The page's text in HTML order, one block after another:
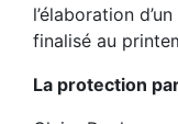
l’élaboration
finalisé au
La protection